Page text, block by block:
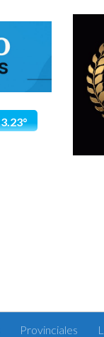
3.23°
Provinciales